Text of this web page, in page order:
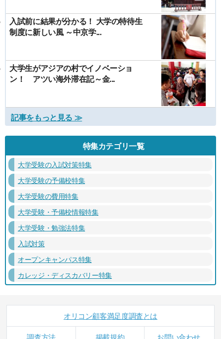
入試前に結果が分かる！ 大学の特待生
制度に新しい風 ～中京学...
大学生がアジアの村でイノベーショ
ン！ アツい海外滞在記～金...
記事をもっと見る ≫
特集カテゴリ一覧
大学受験の入試対策特集
大学受験の予備校特集
大学受験の費用特集
大学受験・予備校情報特集
大学受験・勉強法特集
入試対策
オープンキャンパス特集
カレッジ・ディスカバリー特集
オリコン顧客満足度調査とは
調査方法 掲載規約 お問い合わせ